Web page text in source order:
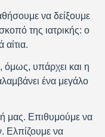
να δείξουμε
της ιατρικής: ο
όμως, υπάρχει και η
ένα μεγάλο
μας. Επιθυμούμε να
Ελπίζουμε να